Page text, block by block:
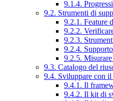
9.1.4.
9.2. Strumenti di
9.2.1. Feature
9.2.2.
9.2.3.
9.2.4.
9.2.5.
9.3. Catalogo del
9.4. Sviluppare con il
9.4.1. Il
9.4.2. Il kit di